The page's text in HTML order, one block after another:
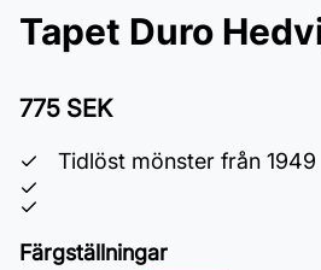
Tapet Duro
775 SEK
Tidlöst mönster från 1949
Färgställningar